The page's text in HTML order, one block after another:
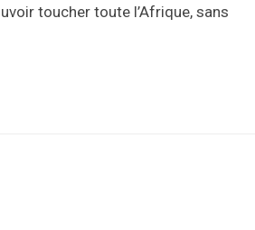
toucher toute l’Afrique, sans